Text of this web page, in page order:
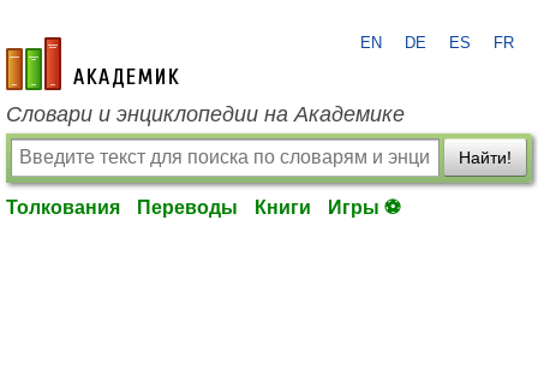
academic.ru
EN DE ES FR
Словари и энциклопедии на Академике
Найти!
Толкования Переводы Книги Игры ⚽